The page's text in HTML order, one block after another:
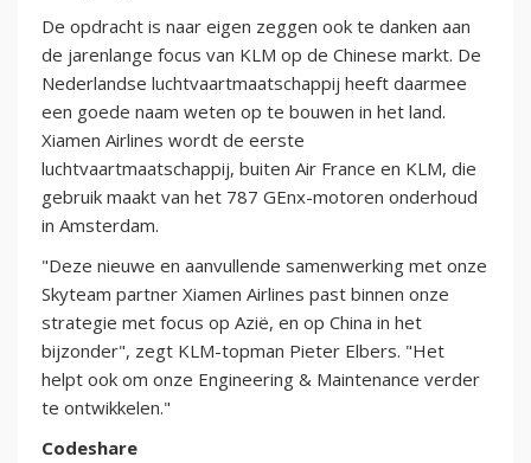
De opdracht is naar eigen zeggen ook te danken aan
de jarenlange focus van KLM op de Chinese markt. De
Nederlandse luchtvaartmaatschappij heeft daarmee
een goede naam weten op te bouwen in het land.
Xiamen Airlines wordt de eerste
luchtvaartmaatschappij, buiten Air France en KLM, die
gebruik maakt van het 787 GEnx-motoren onderhoud
in Amsterdam.
"Deze nieuwe en aanvullende samenwerking met onze
Skyteam partner Xiamen Airlines past binnen onze
strategie met focus op Azië, en op China in het
bijzonder", zegt KLM-topman Pieter Elbers. "Het
helpt ook om onze Engineering & Maintenance verder
te ontwikkelen."
Codeshare